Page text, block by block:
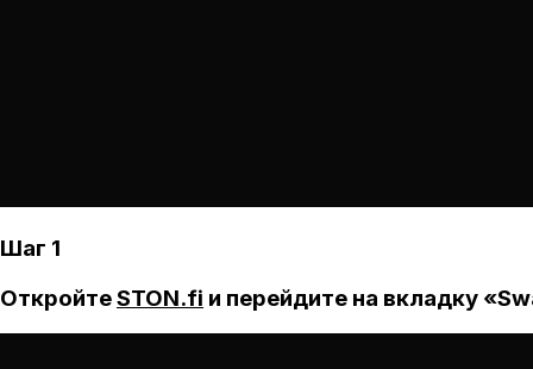
Шаг 1
ОткройтеSTON.fi и перейдите на вкладку